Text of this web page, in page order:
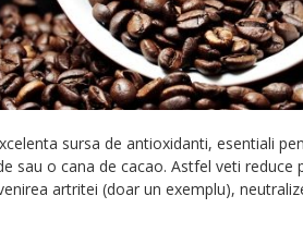
sursa de antioxidanti, esentiali
sau o cana de cacao. Astfel veti
artritei (doar un exemplu),